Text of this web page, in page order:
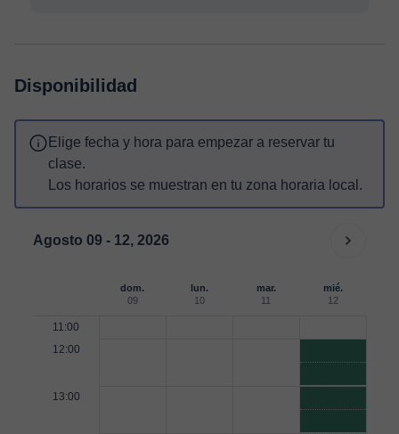
Disponibilidad
Elige fecha y hora para empezar a reservar tu
clase.
Los horarios se muestran en tu zona horaria local.
Agosto 09 - 12, 2026
dom.
09
lun.
10
mar.
11
mié.
12
11:00
12:00
13:00